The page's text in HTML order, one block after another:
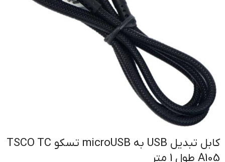
کابل تبدیل USB به microUSB تسکو TSCO TC
A105 طول 1 متر